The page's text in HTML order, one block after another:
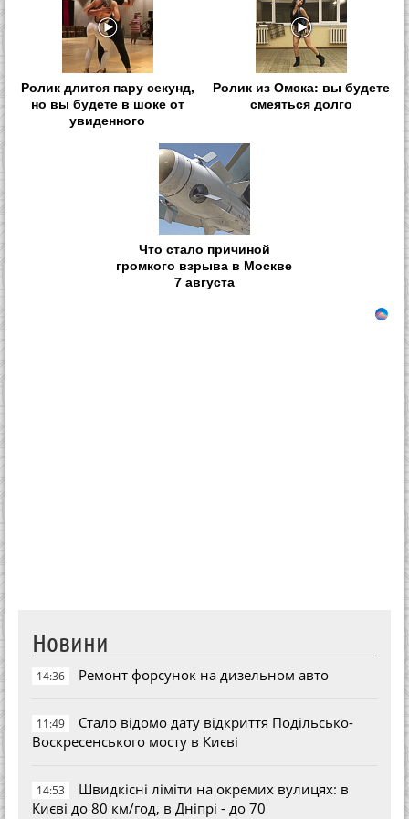
Ролик длится пару секунд,
но вы будете в шоке от
увиденного
Ролик из Омска: вы будете
смеяться долго
Что стало причиной
громкого взрыва в Москве
7 августа
Новини
14:36 Ремонт форсунок на дизельном авто
11:49
Стало відомо дату відкриття Подільсько-
Воскресенського мосту в Києві
14:53
Швидкісні ліміти на окремих вулицях: в
Києві до 80 км/год, в Дніпрі - до 70